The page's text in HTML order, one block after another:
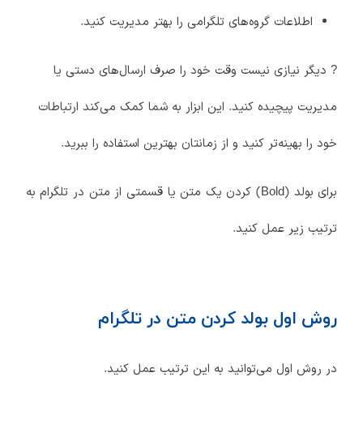
اطلاعات گروه‌های تلگرامی را بهتر مدیریت کنید.
? دیگر نیازی نیست وقت خود را صرف ارسال‌های دستی یا
مدیریت پیچیده کنید. این ابزار به شما کمک می‌کند ارتباطات
خود را بهینه‌تر کنید و از زمانتان بهترین استفاده را ببرید.
برای بولد (Bold) کردن یک متن یا قسمتی از متن در تلگرام به
ترتیب زیر عمل کنید.
روش اول بولد کردن متن در تلگرام
در روش اول می‌توانید به این ترتیب عمل کنید.